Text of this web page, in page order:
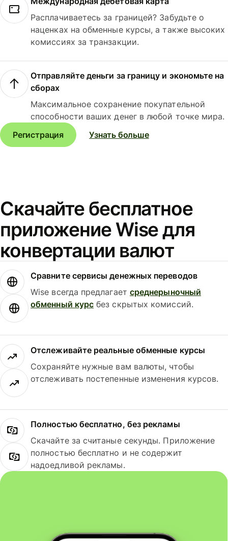
Расплачиваетесь за границей? Забудьте о
наценках на обменные курсы, а также высоких
комиссиях за транзакции.
Отправляйте деньги за границу и экономьте на
сборах
Максимальное сохранение покупательной
способности ваших денег в любой точке мира.
Регистрация
Узнать больше
Скачайте бесплатное
приложение Wise для
конвертации валют
Сравните сервисы денежных переводов
Wise всегда предлагает среднерыночный
обменный курс без скрытых комиссий.
Отслеживайте реальные обменные курсы
Сохраняйте нужные вам валюты, чтобы
отслеживать постепенные изменения курсов.
Полностью бесплатно, без рекламы
Скачайте за считаные секунды. Приложение
полностью бесплатно и не содержит
надоедливой рекламы.